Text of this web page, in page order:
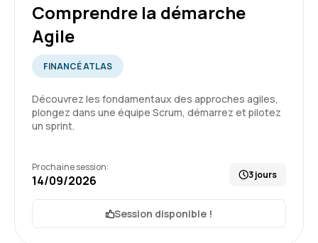
Oumaima M.
il y a pas mal de QCM dans la formations pour
entrainer pour la certification .
Scrum Developer PSD)
Comprendre la démarche
Agile
FINANCÉ ATLAS
Découvrez les fondamentaux des approches agiles,
plongez dans une équipe Scrum, démarrez et pilotez
un sprint.
Prochaine session:
14/09/2026 3 jours
Session disponible !